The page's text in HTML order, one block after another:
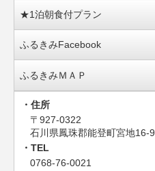
★1泊朝食付プラン
ふるきみFacebook
ふるきみＭＡＰ
住所
〒927-0322
石川県鳳珠郡能登町宮地16-9
TEL
0768-76-0021